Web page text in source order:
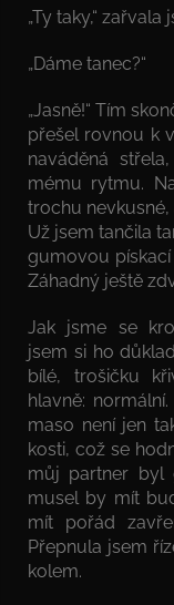
„Ty taky,“ zařvala
„Dáme tanec?“
„Jasně!“ Tím
přešel rovnou k
naváděná
mému rytmu.
trochu
Už jsem tančila
gumovou pískací
Záhadný ještě
Jak jsme se
jsem si ho
bílé, trošičku
hlavně:
maso není jen
kosti, což se
můj partner byl
musel by mít
mít pořád
Přepnula jsem
kolem.